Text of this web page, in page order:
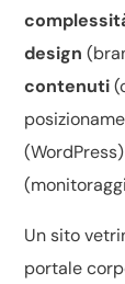
design
contenuti
Un sito
portale